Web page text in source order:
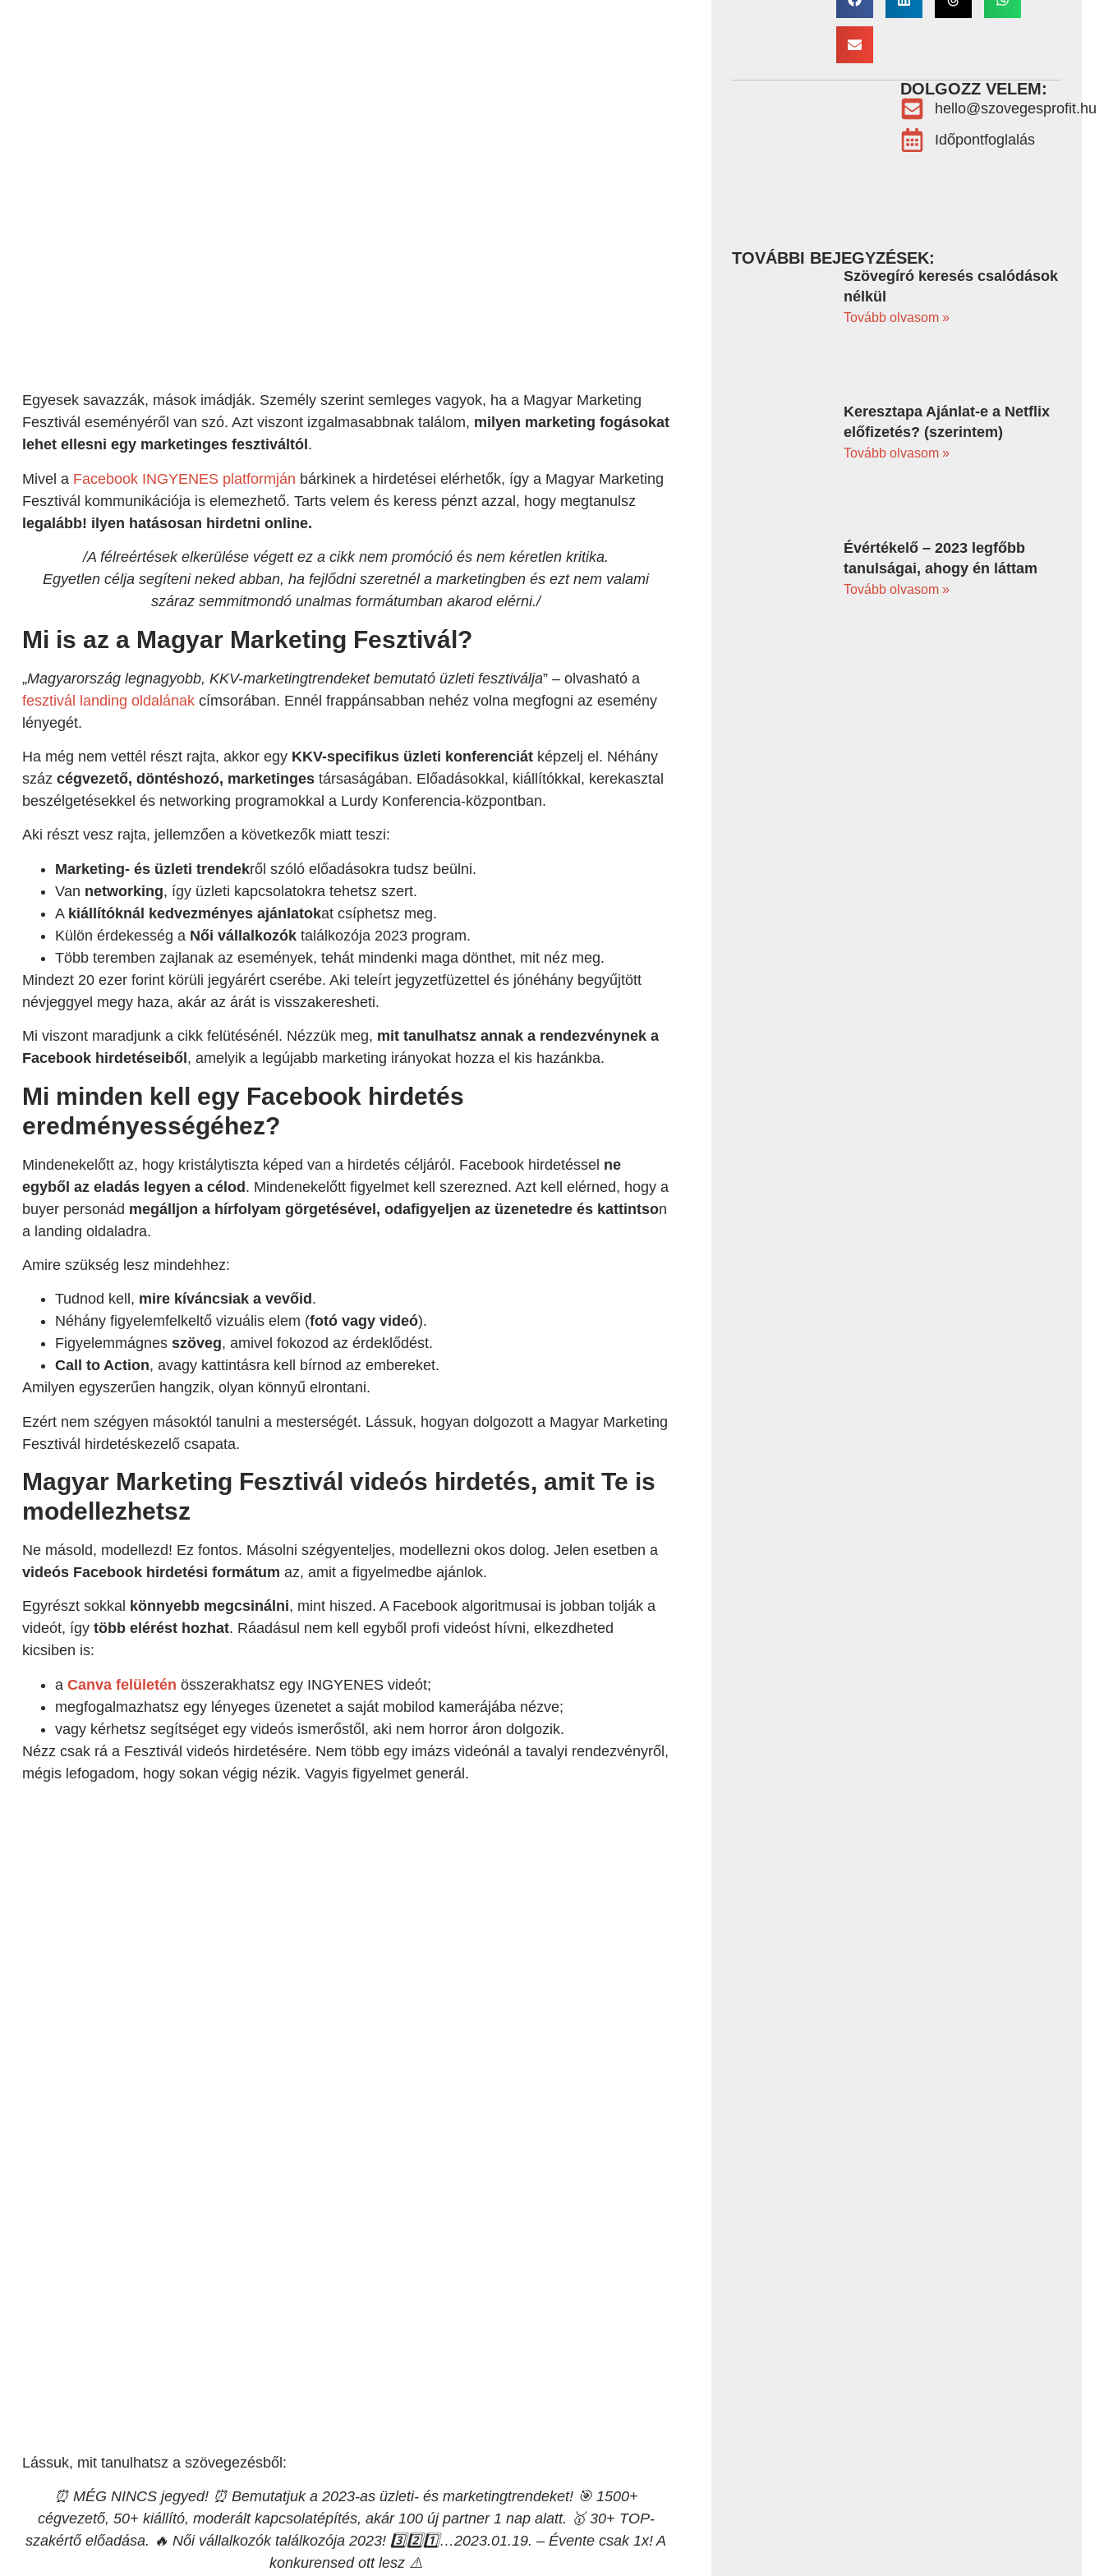
Egyesek savazzák, mások imádják. Személy szerint semleges vagyok, ha a Magyar Marketing
Fesztivál eseményéről van szó. Azt viszont izgalmasabbnak találom, milyen marketing fogásokat
lehet ellesni egy marketinges fesztiváltól .
Mivel a Facebook INGYENES platformján bárkinek a hirdetései elérhetők, így a Magyar Marketing
Fesztivál kommunikációja is elemezhető. Tarts velem és keress pénzt azzal, hogy megtanulsz
legalább! ilyen hatásosan hirdetni online.
/A félreértések elkerülése végett ez a cikk nem promóció és nem kéretlen kritika.
Egyetlen célja segíteni neked abban, ha fejlődni szeretnél a marketingben és ezt nem valami
száraz semmitmondó unalmas formátumban akarod elérni./
Mi is az a Magyar Marketing Fesztivál?
„Magyarország legnagyobb, KKV-marketingtrendeket bemutató üzleti fesztiválja” – olvasható a
fesztivál landing oldalának címsorában. Ennél frappánsabban nehéz volna megfogni az esemény
lényegét.
Ha még nem vettél részt rajta, akkor egy KKV-specifikus üzleti konferenciátképzelj el. Néhány
száz cégvezető, döntéshozó, marketingestársaságában. Előadásokkal, kiállítókkal, kerekasztal
beszélgetésekkel és networking programokkal a Lurdy Konferencia-központban.
Aki részt vesz rajta, jellemzően a következők miatt teszi:
Marketing- és üzleti trendekről szóló előadásokra tudsz beülni.
Van networking, így üzleti kapcsolatokra tehetsz szert.
A kiállítóknál kedvezményes ajánlatokat csíphetsz meg.
Külön érdekesség a Női vállalkozóktalálkozója 2023 program.
Több teremben zajlanak az események, tehát mindenki maga dönthet, mit néz meg.
Mindezt 20 ezer forint körüli jegyárért cserébe. Aki teleírt jegyzetfüzettel és jónéhány begyűjtött
névjeggyel megy haza, akár az árát is visszakeresheti.
Mi viszont maradjunk a cikk felütésénél. Nézzük meg, mit tanulhatsz annak a rendezvénynek a
Facebook hirdetéseiből , amelyik a legújabb marketing irányokat hozza el kis hazánkba.
Mi minden kell egy Facebook hirdetés
eredményességéhez?
Mindenekelőtt az, hogy kristálytiszta képed van a hirdetés céljáról. Facebook hirdetéssel ne
egyből az eladás legyen a célod. Mindenekelőtt figyelmet kell szerezned. Azt kell elérned, hogy a
buyer personád megálljon a hírfolyam görgetésével, odafigyeljen az üzenetedre és kattintson
a landing oldaladra.
Amire szükség lesz mindehhez:
Tudnod kell, mire kíváncsiak a vevőid .
Néhány figyelemfelkeltő vizuális elem (fotó vagy videó).
Figyelemmágnes szöveg, amivel fokozod az érdeklődést.
Call to Action, avagy kattintásra kell bírnod az embereket.
Amilyen egyszerűen hangzik, olyan könnyű elrontani.
Ezért nem szégyen másoktól tanulni a mesterségét. Lássuk, hogyan dolgozott a Magyar Marketing
Fesztivál hirdetéskezelő csapata.
Magyar Marketing Fesztivál videós hirdetés, amit Te is
modellezhetsz
Ne másold, modellezd! Ez fontos. Másolni szégyenteljes, modellezni okos dolog. Jelen esetben a
videós Facebook hirdetési formátum az, amit a figyelmedbe ajánlok.
Egyrészt sokkal könnyebb megcsinálni, mint hiszed. A Facebook algoritmusai is jobban tolják a
videót, így több elérést hozhat. Ráadásul nem kell egyből profi videóst hívni, elkezdheted
kicsiben is:
a Canva felületén összerakhatsz egy INGYENES videót;
megfogalmazhatsz egy lényeges üzenetet a saját mobilod kamerájába nézve;
vagy kérhetsz segítséget egy videós ismerőstől, aki nem horror áron dolgozik.
Nézz csak rá a Fesztivál videós hirdetésére. Nem több egy imázs videónál a tavalyi rendezvényről,
mégis lefogadom, hogy sokan végig nézik. Vagyis figyelmet generál.
Lássuk, mit tanulhatsz a szövegezésből:
⏰ MÉG NINCS jegyed! ⏰ Bemutatjuk a 2023-as üzleti- és marketingtrendeket! 🎯 1500+
cégvezető, 50+ kiállító, moderált kapcsolatépítés, akár 100 új partner 1 nap alatt. ️🥇 30+ TOP-
szakértő előadása. 🔥 Női vállalkozók találkozója 2023! 3️⃣2️⃣1️⃣…2023.01.19. – Évente csak 1x! A
konkurensed ott lesz ⚠️
DOLGOZZ VELEM:
hello@szovegesprofit.hu
Időpontfoglalás
TOVÁBBI BEJEGYZÉSEK:
Szövegíró keresés csalódások
nélkül
Tovább olvasom »
Keresztapa Ajánlat-e a Netflix
előfizetés? (szerintem)
Tovább olvasom »
Évértékelő – 2023 legfőbb
tanulságai, ahogy én láttam
Tovább olvasom »